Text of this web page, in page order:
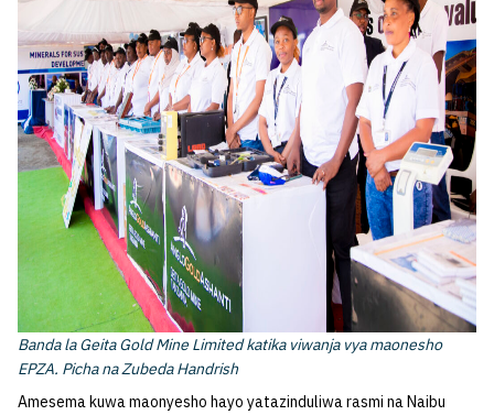
Banda la Geita Gold Mine Limited katika viwanja vya maonesho
EPZA. Picha na Zubeda Handrish
Amesema kuwa maonyesho hayo yatazinduliwa rasmi na Naibu